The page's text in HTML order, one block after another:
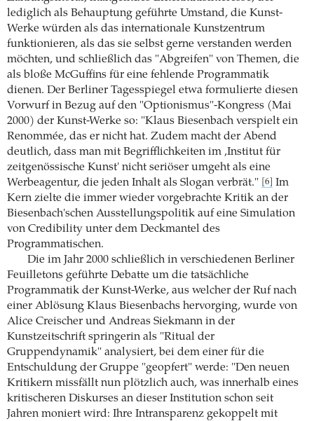
lediglich als Behauptung geführte Umstand, die Kunst-
Werke würden als das internationale Kunstzentrum
funktionieren, als das sie selbst gerne verstanden werden
möchten, und schließlich das "Abgreifen" von Themen, die
als bloße McGuffins für eine fehlende Programmatik
dienen. Der Berliner Tagesspiegel etwa formulierte diesen
Vorwurf in Bezug auf den "Optionismus"-Kongress (Mai
2000) der Kunst-Werke so: "Klaus Biesenbach verspielt ein
Renommée, das er nicht hat. Zudem macht der Abend
deutlich, dass man mit Begrifflichkeiten im ‚Institut für
zeitgenössische Kunst' nicht seriöser umgeht als eine
Werbeagentur, die jeden Inhalt als Slogan verbrät."
[6]
Im
Kern zielte die immer wieder vorgebrachte Kritik an der
Biesenbach'schen Ausstellungspolitik auf eine Simulation
von Credibility unter dem Deckmantel des
Programmatischen.
Die im Jahr 2000 schließlich in verschiedenen Berliner
Feuilletons geführte Debatte um die tatsächliche
Programmatik der Kunst-Werke, aus welcher der Ruf nach
einer Ablösung Klaus Biesenbachs hervorging, wurde von
Alice Creischer und Andreas Siekmann in der
Kunstzeitschrift springerin als "Ritual der
Gruppendynamik" analysiert, bei dem einer für die
Entschuldung der Gruppe "geopfert" werde: "Den neuen
Kritikern missfällt nun plötzlich auch, was innerhalb eines
kritischeren Diskurses an dieser Institution schon seit
Jahren moniert wird: Ihre Intransparenz gekoppelt mit